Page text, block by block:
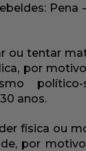
Pena
tentar
por
anos.
física ou
por